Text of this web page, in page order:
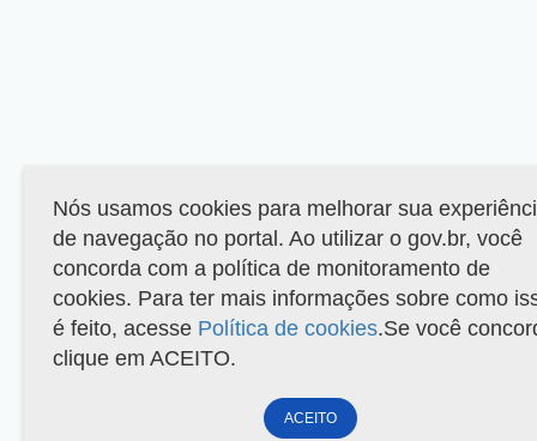
Nós usamos cookies para melhorar sua
de navegação no portal. Ao utilizar o gov.br, você
concorda com a política de monitoramento de
cookies. Para ter mais informações sobre como
é feito, acesse Política de cookies.Se você
clique em ACEITO.
ACEITO